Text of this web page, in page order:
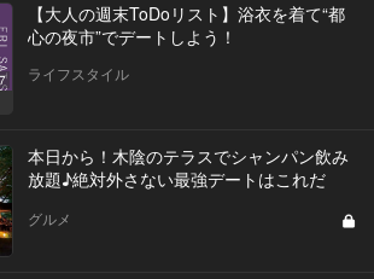
【大人の週末ToDoリスト】浴衣を着て“都
心の夜市”でデートしよう！
ライフスタイル
本日から！木陰のテラスでシャンパン飲み
放題♪絶対外さない最強デートはこれだ
グルメ